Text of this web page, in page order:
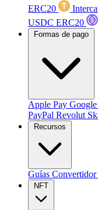
ERC20
USDC ERC20
Formas de pago
Apple Pay
PayPal Revolut
Recursos
Guías Convertidor
NFT